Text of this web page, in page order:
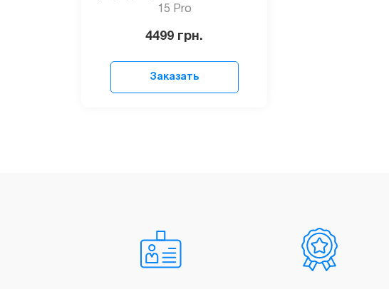
15 Pro
4499 грн.
Заказать